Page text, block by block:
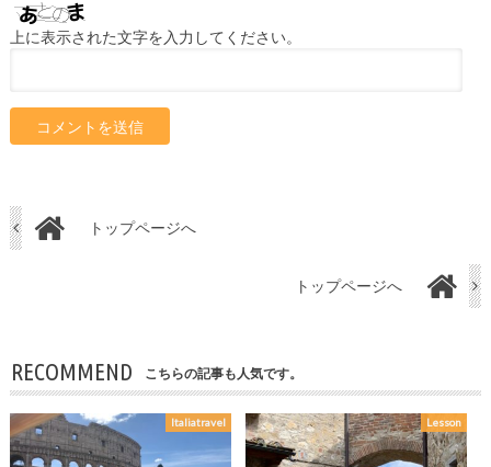
上に表示された文字を入力してください。
トップページへ
トップページへ
RECOMMEND こちらの記事も人気です。
Italiatravel Lesson